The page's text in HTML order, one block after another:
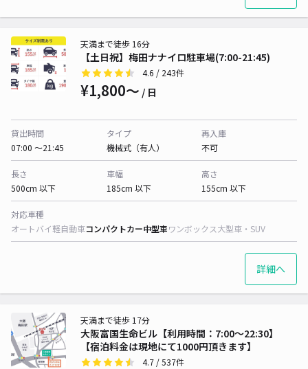
【土日祝】梅田ナナイロ駐車場(7:00-21:45)
天満まで徒歩 16分
4.6 / 243件
¥1,800〜 / 日
貸出時間
07:00 〜21:45
タイプ
機械式（有人）
再入庫
不可
長さ
500cm 以下
車幅
185cm 以下
高さ
155cm 以下
対応車種
オートバイ軽自動車コンパクトカー中型車ワンボックス大型車・SUV
詳細へ
大阪富国生命ビル【利用時間：7:00～22:30】
【宿泊料金は現地にて1000円頂きます】
天満まで徒歩 17分
4.7 / 537件